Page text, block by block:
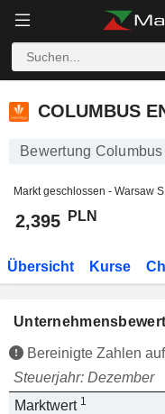
COLUMBUS
COLUMBUS
Bewertung
Markt geschlossen - Warsaw
2,395 PLN
Übersicht Kurse
Bereinigte Zahlen
Steuerjahr: Dezember
Marktwert 1